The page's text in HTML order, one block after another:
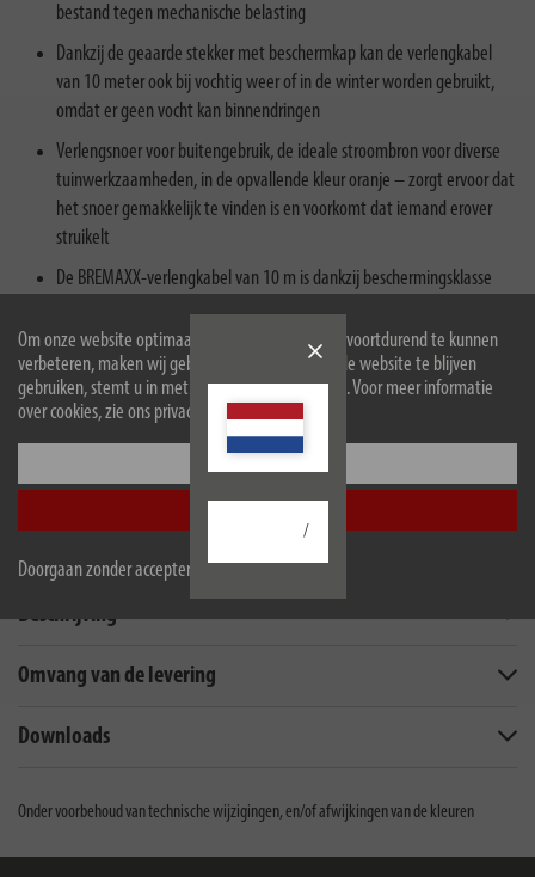
Om onze website optimaal voor u in te richten en voortdurend te kunnen
verbeteren, maken wij gebruik van cookies. Door de website te blijven
gebruiken, stemt u in met het gebruik van cookies. Voor meer informatie
over cookies, zie ons privacybeleid.
Doorgaan zonder accepteren
/
bestand tegen mechanische belasting
Dankzij de geaarde stekker met beschermkap kan de verlengkabel
van 10 meter ook bij vochtig weer of in de winter worden gebruikt,
omdat er geen vocht kan binnendringen
Verlengsnoer voor buitengebruik, de ideale stroombron voor diverse
tuinwerkzaamheden, in de opvallende kleur oranje – zorgt ervoor dat
het snoer gemakkelijk te vinden is en voorkomt dat iemand erover
struikelt
De BREMAXX-verlengkabel van 10 m is dankzij beschermingsklasse
opspattend water en kan daardoor onder alle weersomstandigheden
worden gebruikt
De verlengkabel voor buiten van 10 m wordt dankzij de BREMAXX-
kwaliteit niet hard of broos en is daardoor perfect geschikt voor
Beschrijving
Omvang van de levering
Downloads
Onder voorbehoud van technische wijzigingen, en/of afwijkingen van de kleuren